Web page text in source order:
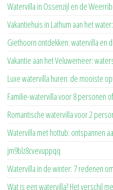
Watervilla in Ossenzijl en de
Vakantiehuis in Lathum aan het
Giethoorn ontdekken: watervilla en
Vakantie aan het Veluwemeer:
Luxe watervilla huren: de mooiste
Familie-watervilla voor 8 personen
Romantische watervilla voor 2
Watervilla met hottub: ontspannen
jm9blz8cvevuppqq
Watervilla in de winter: 7 redenen
Wat is een watervilla? Het verschil